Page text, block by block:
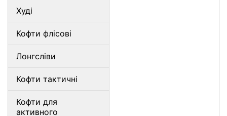
Худі
Кофти флісові
Лонгсліви
Кофти тактичні
Кофти для
активного